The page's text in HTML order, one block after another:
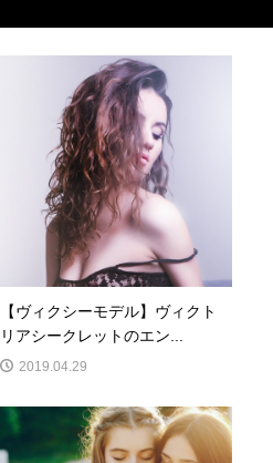
【ヴィクシーモデル】ヴィクト
リアシークレットのエン...
2019.04.29